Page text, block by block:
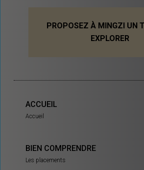
PROPOSEZ À MINGZI UN
EXPLORER
ACCUEIL
Accueil
BIEN COMPRENDRE
Les placements